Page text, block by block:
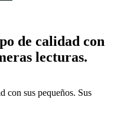
de calidad con
lecturas.